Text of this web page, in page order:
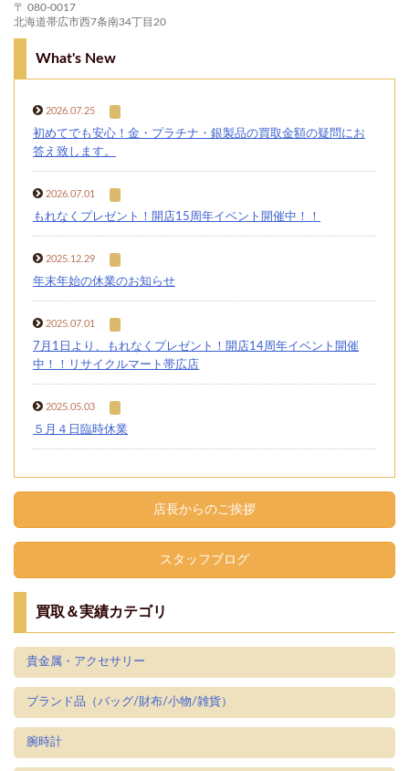
〒 080-0017
北海道帯広市西7条南34丁目20
What's New
2026.07.25
初めてでも安心！金・プラチナ・銀製品の買取金額の疑問にお
答え致します。
2026.07.01
もれなくプレゼント！開店15周年イベント開催中！！
2025.12.29
年末年始の休業のお知らせ
2025.07.01
7月1日より、もれなくプレゼント！開店14周年イベント開催
中！！リサイクルマート帯広店
2025.05.03
５月４日臨時休業
店長からのご挨拶
スタッフブログ
買取＆実績カテゴリ
貴金属・アクセサリー
ブランド品（バッグ/財布/小物/雑貨）
腕時計